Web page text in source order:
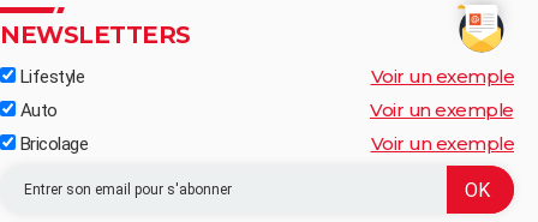
NEWSLETTERS
Lifestyle Voir un exemple
Auto Voir un exemple
Bricolage Voir un exemple